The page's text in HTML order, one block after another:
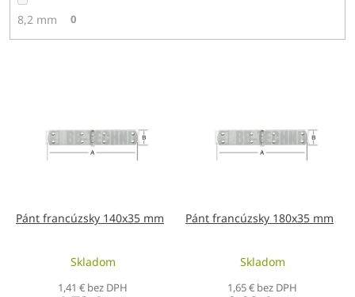
8,2 mm 0
dPánt francúzsky 140x35 mm
Skladom
1,41 € bez DPH
Pánt francúzsky 180x35 mm
Skladom
1,65 € bez DPH